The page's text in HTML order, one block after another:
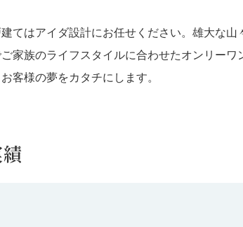
てはアイダ設計にお任せください。雄大な
家族のライフスタイルに合わせたオンリー
客様の夢をカタチにします。